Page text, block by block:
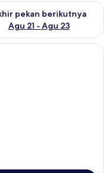
Agu 14 - Agu 16
pekan berikutnya
Agu 21 - Agu 23
ketersediaan untuk
Standar | Brankas,